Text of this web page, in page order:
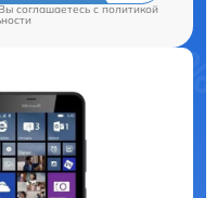
соглашаетесь cполитикой